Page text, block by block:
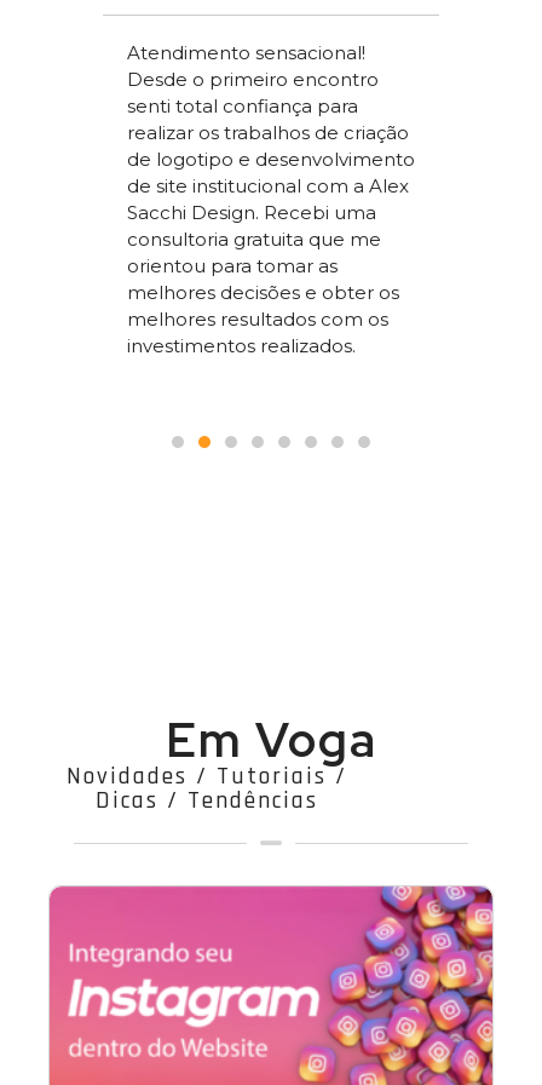
Atendimento sensacional!
Desde o primeiro encontro
senti total confiança para
realizar os trabalhos de criação
de logotipo e desenvolvimento
de site institucional com a Alex
Sacchi Design. Recebi uma
consultoria gratuita que me
orientou para tomar as
melhores decisões e obter os
melhores resultados com os
investimentos realizados.
Em Voga
Novidades / Tutoriais /
Dicas / Tendências